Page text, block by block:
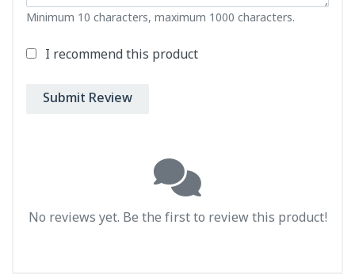
Minimum 10 characters, maximum 1000 characters.
I recommend this product
Submit Review
No reviews yet. Be the first to review this product!